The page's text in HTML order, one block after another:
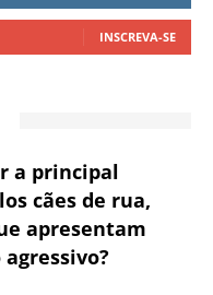
INSCREVA-SE
a principal
cães de rua,
apresentam